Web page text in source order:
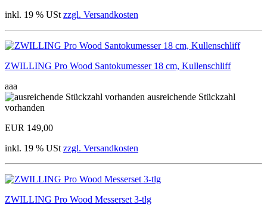
inkl. 19 % USt zzgl. Versandkosten
ZWILLING Pro Wood Santokumesser 18 cm, Kullenschliff
aaa
ausreichende Stückzahl
vorhanden
EUR 149,00
inkl. 19 % USt zzgl. Versandkosten
ZWILLING Pro Wood Messerset 3-tlg